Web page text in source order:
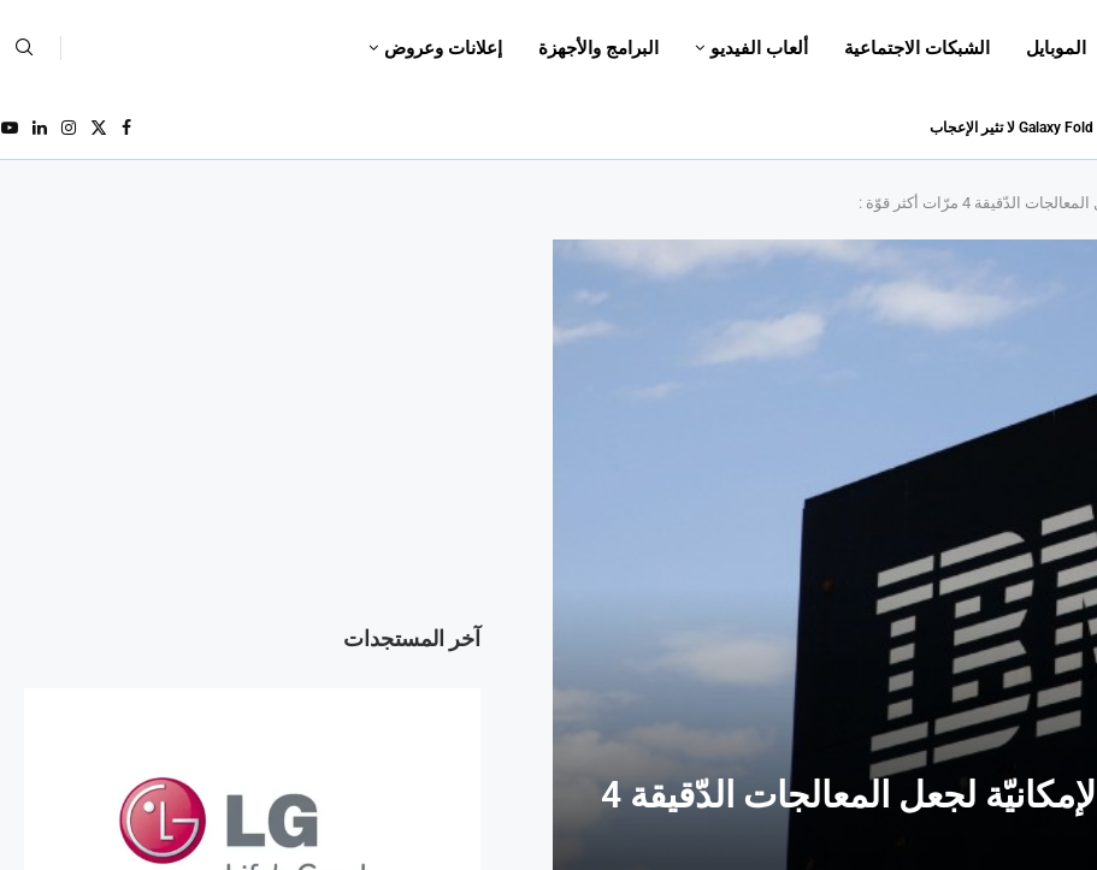
الموبايل الشبكات الاجتماعية ألعاب الفيديو البرامج والأجهزة إعلانات وعروض
سيكون لشركة IBM , مستقبلا , الإمكانيّة لجعل المعالجات الدّقيقة 4
آخر المستجدات